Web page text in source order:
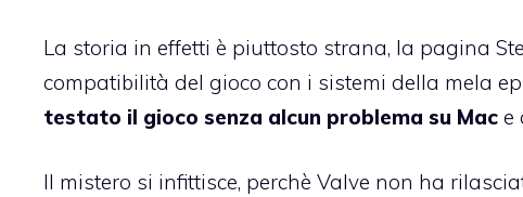
La storia in effetti è piuttosto strana, la pagina
compatibilità del gioco con i sistemi della mela
testato il gioco senza alcun problema su Mac e
Il mistero si infittisce, perchè Valve non ha